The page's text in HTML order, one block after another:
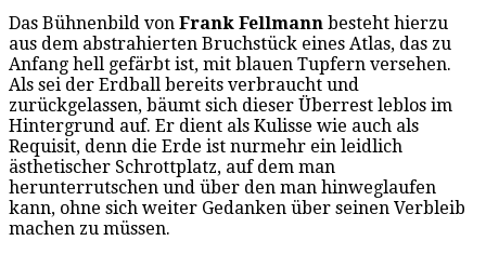
Das Bühnenbild von Frank Fellmann besteht hierzu
aus dem abstrahierten Bruchstück eines Atlas, das zu
Anfang hell gefärbt ist, mit blauen Tupfern versehen.
Als sei der Erdball bereits verbraucht und
zurückgelassen, bäumt sich dieser Überrest leblos im
Hintergrund auf. Er dient als Kulisse wie auch als
Requisit, denn die Erde ist nurmehr ein leidlich
ästhetischer Schrottplatz, auf dem man
herunterrutschen und über den man hinweglaufen
kann, ohne sich weiter Gedanken über seinen Verbleib
machen zu müssen.